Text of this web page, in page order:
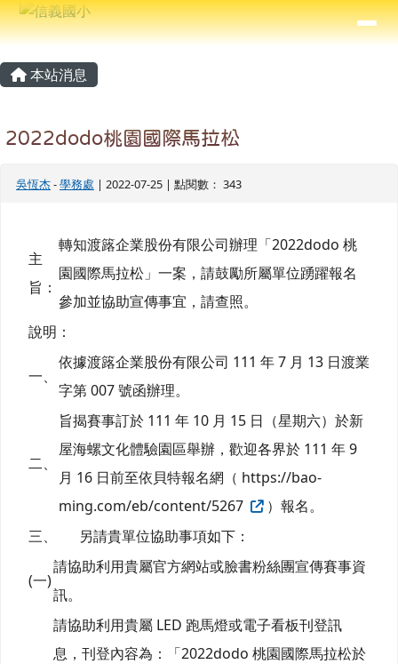
跳至主內容區
信義國小
⏸
導覽列
主內容區域
本站消息
2022dodo桃園國際馬拉松
吳恆杰-學務處 | 2022-07-25 | 點閱數： 343
主
旨：
轉知渡簬企業股份有限公司辦理「2022dodo 桃
園國際馬拉松」一案，請鼓勵所屬單位踴躍報名
參加並協助宣傳事宜，請查照。
說明：
一、
依據渡簬企業股份有限公司 111 年 7 月 13 日渡業
字第 007 號函辦理。
二、
旨揭賽事訂於 111 年 10 月 15 日（星期六）於新
屋海螺文化體驗園區舉辦，歡迎各界於 111 年 9
月 16 日前至依貝特報名網（ https://bao-
ming.com/eb/content/5267
）報名。
三、
另請貴單位協助事項如下：
(一)
請協助利用貴屬官方網站或臉書粉絲團宣傳賽事資
訊。
請協助利用貴屬 LED 跑馬燈或電子看板刊登訊
息，刊登內容為：「2022dodo 桃園國際馬拉松於
頁尾區域